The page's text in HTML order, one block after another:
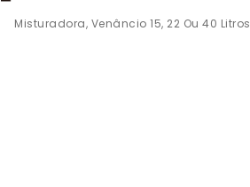
Misturadora, Venâncio 15, 22 Ou 40 Litros